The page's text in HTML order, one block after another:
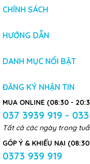
CHÍNH SÁCH
HƯỚNG DẪN
DANH MỤC NỔI BẬT
ĐĂNG KÝ NHẬN TIN
MUA ONLINE (08:30 -
037 3939 919 -
Tất cả các ngày trong
GÓP Ý & KHIẾU NẠI
0373 939 919